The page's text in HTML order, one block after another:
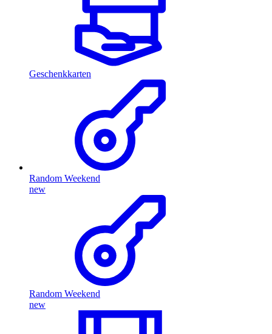
Geschenkkarten
Random Weekend
new
Random Weekend
new